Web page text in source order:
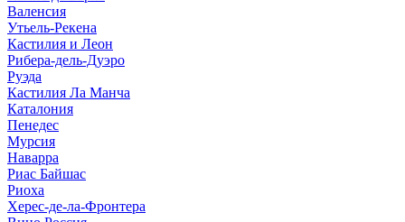
Валенсия
Утьель-Рекена
Кастилия и Леон
Рибера-дель-Дуэро
Руэда
Кастилия Ла Манча
Каталония
Пенедес
Мурсия
Наварра
Риас Байшас
Риоха
Херес-де-ла-Фронтера